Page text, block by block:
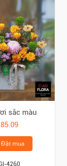
sắc màu
Đặt mua
4260